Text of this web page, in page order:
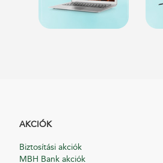
AKCIÓK
Biztosítási akciók
MBH Bank akciók